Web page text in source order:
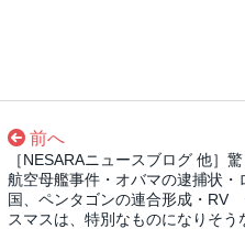
前へ
［NESARAニュースブログ 他］
航空母艦事件・オバマの逮捕状・
国、ペンタゴンの連合形成・RV
スマスは、特別なものになりそう